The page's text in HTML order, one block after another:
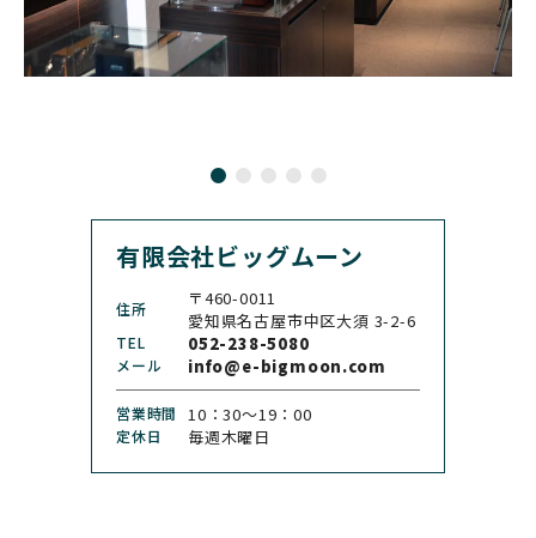
BULOVA
ブローバ
BVLGARI
ブルガリ
CHANEL
シャネル
CHOPARD
ショパール
CHRISTOPHER WARD
クリストファー・ウォー
CHRONO TOKYO
CHRONOSWISS
クロノスイス
CUERVOY SOBRINOS CVSTOS
有限会社ビッグムーン
住所
〒460-0011
愛知県名古屋市中区大須 3-2-6
TEL 052-238-5080
メール info@e-bigmoon.com
営業時間 10：30〜19：00
定休日 毎週木曜日